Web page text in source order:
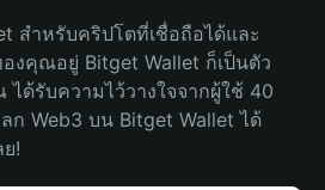
สำหรับคริปโตที่เชื่อถือได้และ
องคุณอยู่ Bitget Wallet ก็เป็นตัว
ด้รับความไว้วางใจจากผู้ใช้ 40
Web3 บน Bitget Wallet ได้
!